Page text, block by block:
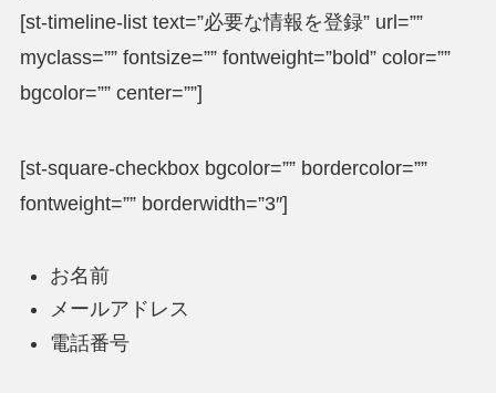
[st-timeline-list text=”必要な情報を登録” url=””
myclass=”” fontsize=”” fontweight=”bold” color=””
bgcolor=”” center=””]
[st-square-checkbox bgcolor=”” bordercolor=””
fontweight=”” borderwidth=”3″]
お名前
メールアドレス
電話番号